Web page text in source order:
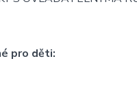
pro děti: